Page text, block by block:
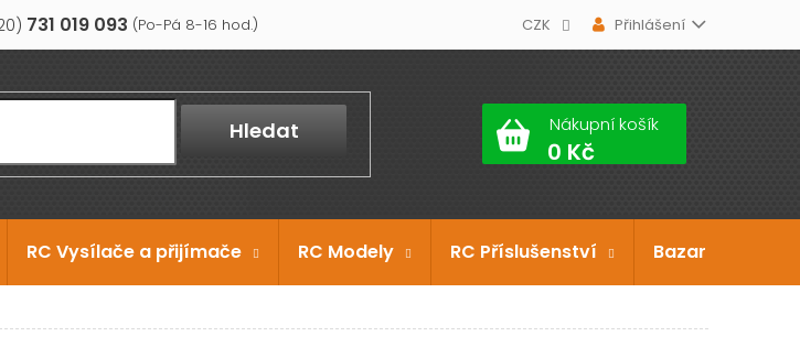
731 019 093 CZK Přihlášení
Hledat Nákupní košík
RC Vysílače a přijímače RC Modely RC Příslušenství Bazar